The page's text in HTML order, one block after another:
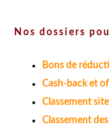
Nos dossiers
Bons de
Cash-back et
Classement
Classement